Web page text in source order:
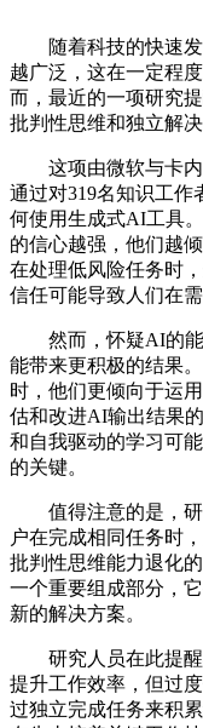
随着科技的快速发
越广泛，这在一定程
而，最近的一项研究
批判性思维和独立解
这项由微软与卡内
通过对319名知识工作
何使用生成式AI工具
的信心越强，他们越
在处理低风险任务时
信任可能导致人们在
然而，怀疑AI的能
能带来更积极的结果
时，他们更倾向于运
估和改进AI输出结果
和自我驱动的学习可
的关键。
值得注意的是，研
户在完成相同任务时
批判性思维能力退化
一个重要组成部分，
新的解决方案。
研究人员在此提醒
提升工作效率，但过
过独立完成任务来积